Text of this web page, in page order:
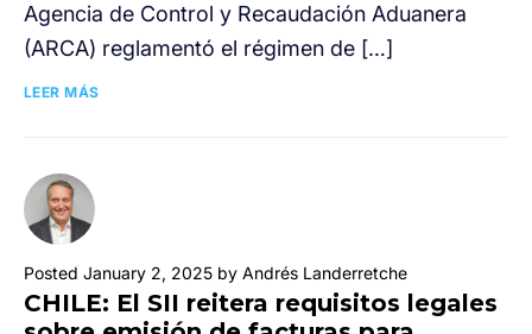
Agencia de Control y Recaudación Aduanera
(ARCA) reglamentó el régimen de […]
LEER MÁS
Posted January 2, 2025 by Andrés Landerretche
CHILE: El SII reitera requisitos legales